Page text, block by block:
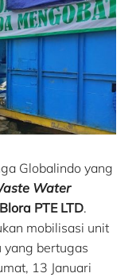
Globalindo yang
Water
PTE LTD.
mobilisasi unit
yang bertugas
13 Januari